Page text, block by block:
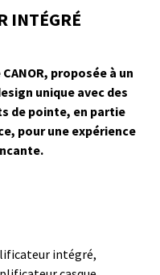
INTÉGRÉ
proposée à un
unique avec des
de pointe, en partie
pour une expérience
intégré,